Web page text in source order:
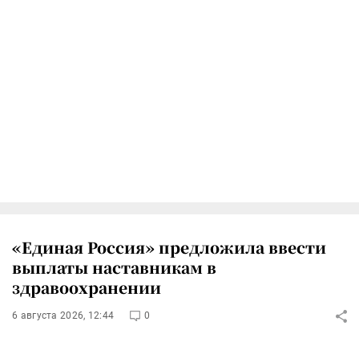
«Единая Россия» предложила ввести
выплаты наставникам в
здравоохранении
6 августа 2026, 12:44 0